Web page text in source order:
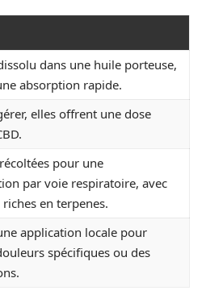
dans une huile porteuse,
absorption rapide.
elles offrent une dose
pour une
par voie respiratoire, avec
en terpenes.
application locale pour
spécifiques ou des